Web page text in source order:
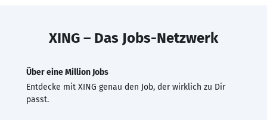
XING – Das Jobs-Netzwerk
Über eine Million Jobs
Entdecke mit XING genau den Job, der wirklich zu Dir
passt.